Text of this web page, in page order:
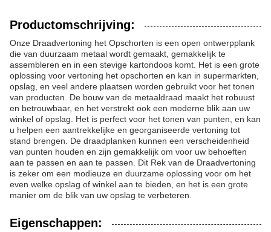
Productomschrijving:
Onze Draadvertoning het Opschorten is een open ontwerpplank
die van duurzaam metaal wordt gemaakt, gemakkelijk te
assembleren en in een stevige kartondoos komt. Het is een grote
oplossing voor vertoning het opschorten en kan in supermarkten,
opslag, en veel andere plaatsen worden gebruikt voor het tonen
van producten. De bouw van de metaaldraad maakt het robuust
en betrouwbaar, en het verstrekt ook een moderne blik aan uw
winkel of opslag. Het is perfect voor het tonen van punten, en kan
u helpen een aantrekkelijke en georganiseerde vertoning tot
stand brengen. De draadplanken kunnen een verscheidenheid
van punten houden en zijn gemakkelijk om voor uw behoeften
aan te passen en aan te passen. Dit Rek van de Draadvertoning
is zeker om een modieuze en duurzame oplossing voor om het
even welke opslag of winkel aan te bieden, en het is een grote
manier om de blik van uw opslag te verbeteren.
Eigenschappen: